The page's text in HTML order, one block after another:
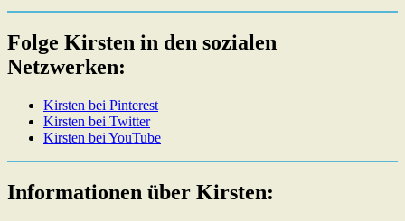
Folge Kirsten in den sozialen
Netzwerken:
Kirsten bei Pinterest
Kirsten bei Twitter
Kirsten bei YouTube
Informationen über Kirsten: